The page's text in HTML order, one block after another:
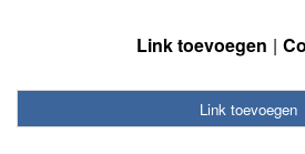
Link toevoegen
Link toevoegen